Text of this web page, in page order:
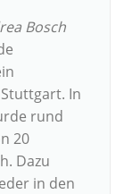
Bosch
In
rund
20
Dazu
in den